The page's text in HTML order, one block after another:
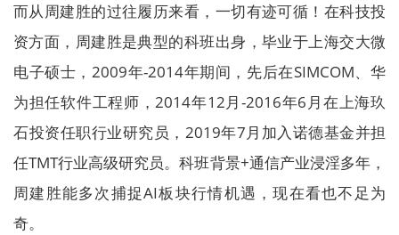
而从周建胜的过往履历来看，一切有迹可循！在科技投
资方面，周建胜是典型的科班出身，毕业于上海交大微
电子硕士，2009年-2014年期间，先后在SIMCOM、华
为担任软件工程师，2014年12月-2016年6月在上海玖
石投资任职行业研究员，2019年7月加入诺德基金并担
任TMT行业高级研究员。科班背景+通信产业浸淫多年，
周建胜能多次捕捉AI板块行情机遇，现在看也不足为
奇。